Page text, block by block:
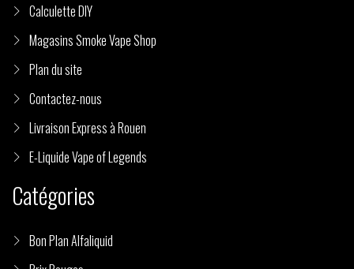
Calculette DIY
Magasins Smoke Vape Shop
Plan du site
Contactez-nous
Livraison Express à Rouen
E-Liquide Vape of Legends
Catégories
Bon Plan Alfaliquid